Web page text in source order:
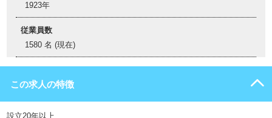
1923年
従業員数
1580 名 (現在)
この求人の特徴
設立20年以上